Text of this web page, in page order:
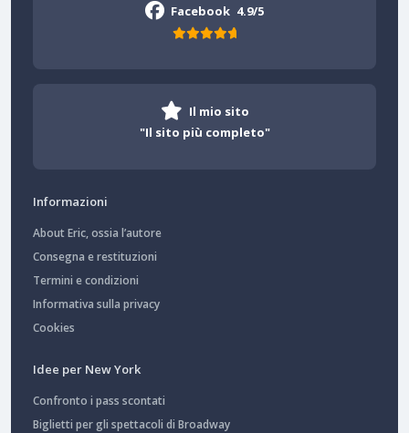
Facebook 4.9/5
Il mio sito
"Il sito più completo"
Informazioni
About Eric, ossia l’autore
Consegna e restituzioni
Termini e condizioni
Informativa sulla privacy
Cookies
Idee per New York
Confronto i pass scontati
Biglietti per gli spettacoli di Broadway